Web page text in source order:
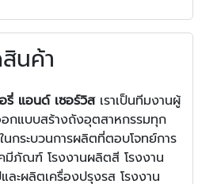
นค้า
รี่ แอนด์ เซอร์วิสเราเป็นทีมงานผู้
กแบบสร้างถังอุตสาหกรรมทุก
นกระบวนการผลิตที่ตอบโจทย์การ
คมีภัณฑ์ โรงงานผลิตสี โรงงาน
ละผลิตเครื่องปรุงรส โรงงาน